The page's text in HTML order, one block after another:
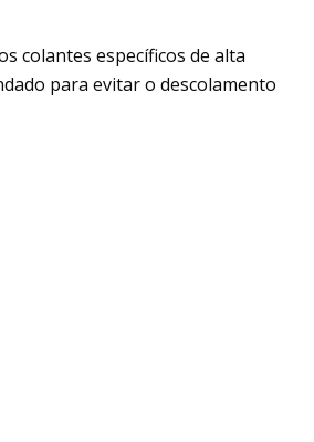
colantes específicos de alta
para evitar o descolamento